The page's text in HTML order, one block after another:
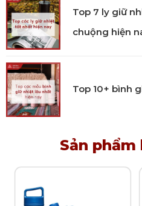
Sommeliers
Black Tie
Burgundy
4100/16
Giá. 2.144.340₫
-2.257.200đ
Xem chi tiết
Top 7 ly giữ
chuộng hiện
Top 10+ bình
Sản